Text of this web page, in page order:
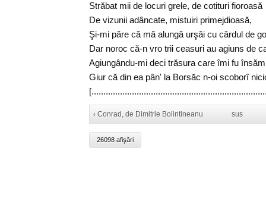
Străbat mii de locuri grele, de cotituri fioroasă
De vizunii adâncate, mistuiri primejdioasă,
Şi-mi păre că mă alungă urşâi cu cârdul de
Dar noroc că-n vro trii ceasuri au agiuns de
Agiungându-mi deci trăsura care îmi fu
Giur că din ea pân' la Borsăc n-oi scoborî
‹ Conrad, de Dimitrie Bolintineanu sus
26098 afişări